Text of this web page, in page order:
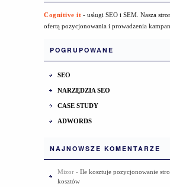
Cognitive it - usługi SEO i SEM. Nasza
ofertą pozycjonowania i prowadzenia
POGRUPOWANE
SEO
NARZĘDZIA SEO
CASE STUDY
ADWORDS
NAJNOWSZE KOMENTARZE
Mizor - Ile kosztuje pozycjonowanie
kosztów